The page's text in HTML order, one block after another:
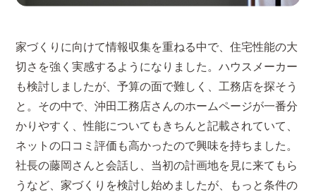
家づくりに向けて情報収集を重ねる中で、住宅性能の大
切さを強く実感するようになりました。ハウスメーカー
も検討しましたが、予算の面で難しく、工務店を探そう
と。その中で、沖田工務店さんのホームページが一番分
かりやすく、性能についてもきちんと記載されていて、
ネットの口コミ評価も高かったので興味を持ちました。
社長の藤岡さんと会話し、当初の計画地を見に来てもら
うなど、家づくりを検討し始めましたが、もっと条件の